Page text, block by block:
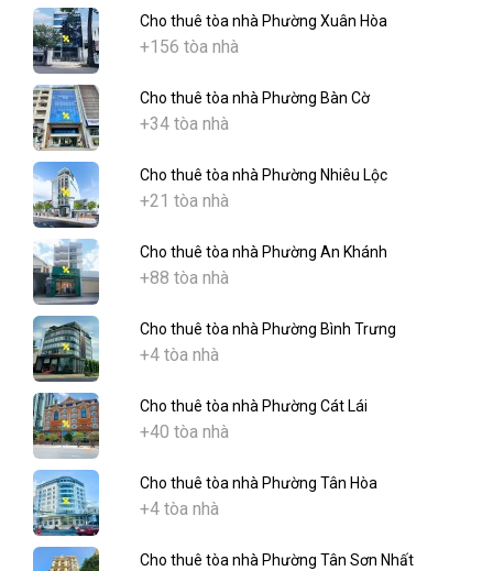
Cho thuê tòa nhà Phường Xuân Hòa
+156 tòa nhà
Cho thuê tòa nhà Phường Bàn Cờ
+34 tòa nhà
Cho thuê tòa nhà Phường Nhiêu Lộc
+21 tòa nhà
Cho thuê tòa nhà Phường An Khánh
+88 tòa nhà
Cho thuê tòa nhà Phường Bình Trưng
+4 tòa nhà
Cho thuê tòa nhà Phường Cát Lái
+40 tòa nhà
Cho thuê tòa nhà Phường Tân Hòa
+4 tòa nhà
Cho thuê tòa nhà Phường Tân Sơn Nhất